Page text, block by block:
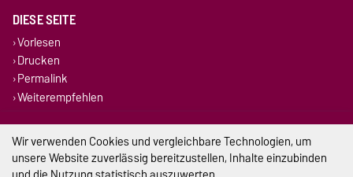
DIESE SEITE
Vorlesen
Drucken
Permalink
Weiterempfehlen
Impressum
Datenschutz
Wir verwenden Cookies und vergleichbare Technologien, um
unsere Website zuverlässig bereitzustellen, Inhalte einzubinden